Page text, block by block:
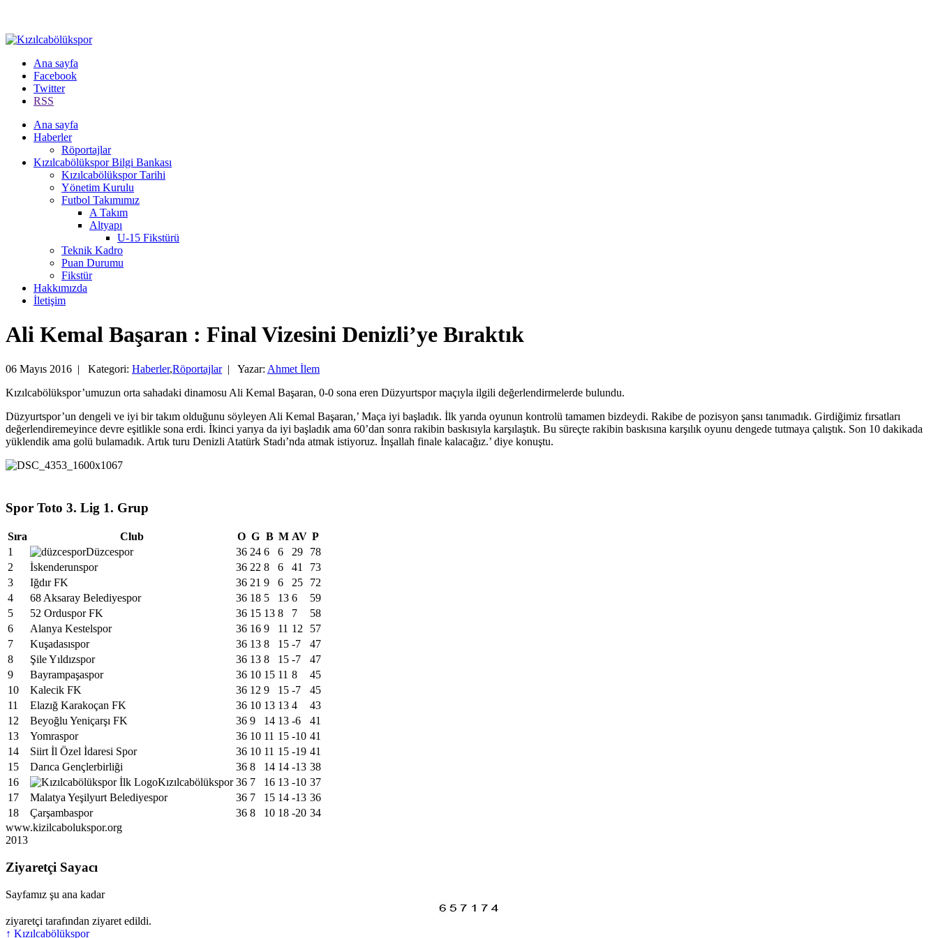
Ana sayfa
Facebook
Twitter
RSS
Ana sayfa
Haberler
Röportajlar
Kızılcabölükspor Bilgi Bankası
Kızılcabölükspor Tarihi
Yönetim Kurulu
Futbol Takımımız
A Takım
Altyapı
U-15 Fikstürü
Teknik Kadro
Puan Durumu
Fikstür
Hakkımızda
İletişim
Ali Kemal Başaran : Final Vizesini Denizli’ye Bıraktık
06 Mayıs 2016 | Kategori: Haberler,Röportajlar| Yazar: Ahmet İlem
Kızılcabölükspor’umuzun orta sahadaki dinamosu Ali Kemal Başaran, 0-0 sona eren Düzyurtspor maçıyla ilgili değerlendirmelerde bulundu.
Düzyurtspor’un dengeli ve iyi bir takım olduğunu söyleyen Ali Kemal Başaran,’ Maça iyi başladık. İlk yarıda oyunun kontrolü tamamen bizdeydi. Rakibe de pozisyon şansı tanımadık. Girdiğimiz fırsatları
değerlendiremeyince devre eşitlikle sona erdi. İkinci yarıya da iyi başladık ama 60’dan sonra rakibin baskısıyla karşılaştık. Bu süreçte rakibin baskısına karşılık oyunu dengede tutmaya çalıştık. Son 10 dakikada
yüklendik ama golü bulamadık. Artık turu Denizli Atatürk Stadı’nda atmak istiyoruz. İnşallah finale kalacağız.’ diye konuştu.
Spor Toto 3. Lig 1. Grup
Sıra Club O G B M AV P
1
Düzcespor 36 24 6 6 29
78
2
İskenderunspor 36 22 8 6 41
73
3
Iğdır FK 36 21 9 6 25
72
4
68 Aksaray Belediyespor 36 18 5 13 6
59
5
52 Orduspor FK 36 15 13 8 7
58
6
Alanya Kestelspor 36 16 9 11 12
57
7
Kuşadasıspor 36 13 8 15 -7
47
8
Şile Yıldızspor 36 13 8 15 -7
47
9
Bayrampaşaspor 36 10 15 11 8
45
10
Kalecik FK 36 12 9 15 -7
45
11
Elazığ Karakoçan FK 36 10 13 13 4
43
12
Beyoğlu Yeniçarşı FK 36 9 14 13 -6
41
13
Yomraspor 36 10 11 15 -10 41
14
Siirt İl Özel İdaresi Spor 36 10 11 15 -19 41
15
Darıca Gençlerbirliği 36 8 14 14 -13 38
16
Kızılcabölükspor 36 7 16 13 -10 37
17
Malatya Yeşilyurt Belediyespor 36 7 15 14 -13 36
18
Çarşambaspor 36 8 10 18 -20 34
www.kizilcabolukspor.org
2013
Ziyaretçi Sayacı
Sayfamız şu ana kadar
ziyaretçi tarafından ziyaret edildi.
↑ Kızılcabölükspor